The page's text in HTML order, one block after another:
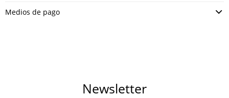
Medios de pago
Newsletter